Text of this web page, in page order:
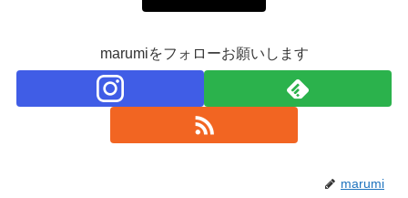
marumiをフォローお願いします
marumi